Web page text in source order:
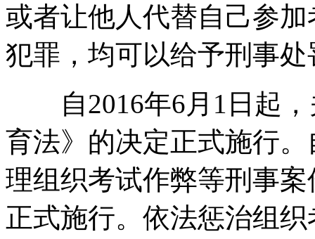
或者让他人代替自己参
犯罪，均可以给予刑事处
自2016年6月1日起，
育法》的决定正式施行
理组织考试作弊等刑事
正式施行。依法惩治组